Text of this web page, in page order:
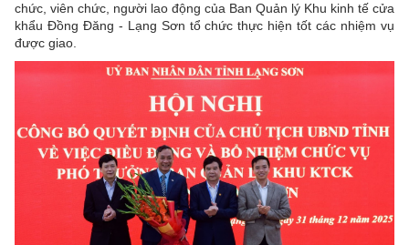
chức, viên chức, người lao động của Ban Quản lý Khu kinh tế cửa
khẩu Đồng Đăng - Lạng Sơn tổ chức thực hiện tốt các nhiệm vụ
được giao.